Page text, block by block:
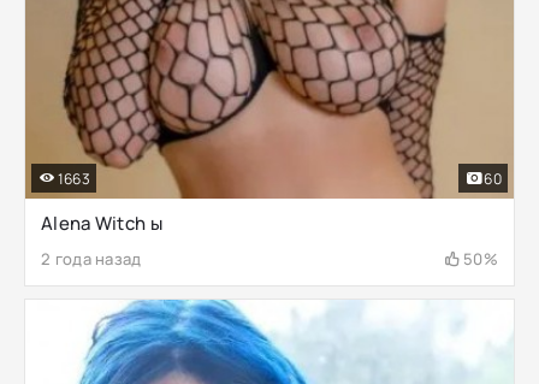
Alena Witch ы
2 года назад 50%
1663 60